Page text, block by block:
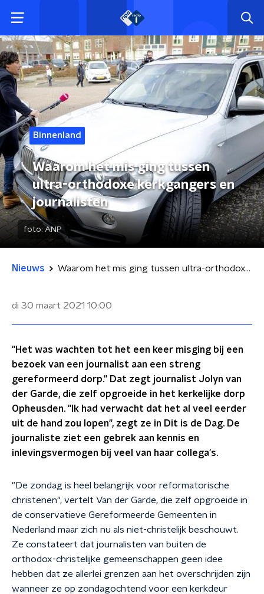
Binnenland
Waarom het mis ging tussen
ultra-orthodoxe kerkgangers en
journalisten
foto:ANP
Nieuws Waarom het mis ging tussen ultra-orthodoxe kerkgangers en journalisten
di 30 maart 2021 10:00
"Het was wachten tot het een keer misging bij een
bezoek van een journalist aan een streng
gereformeerd dorp." Dat zegt journalist Jolyn van
der Garde, die zelf opgroeide in het kerkelijke dorp
Opheusden. "Ik had verwacht dat het al veel eerder
uit de hand zou lopen", zegt ze in Dit is de Dag. De
journaliste ziet een gebrek aan kennis en
inlevingsvermogen bij veel van haar collega's.
"De zondag is heel belangrijk voor reformatorische
christenen", vertelt Van der Garde, die zelf opgroeide in
de conservatieve Gereformeerde Gemeenten in
Nederland maar zich nu als niet-christelijk beschouwt.
Ze constateert dat journalisten van buiten de
orthodox-christelijke gemeenschappen geen idee
hebben dat ze allerlei grenzen aan het overschrijden zijn
wanneer ze op zondagochtend voor een kerkdeur